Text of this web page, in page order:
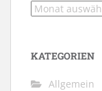
Archiv
KATEGORIEN
Allgemein